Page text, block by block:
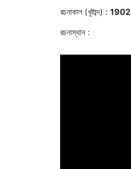
রচনাকাল (খৃষ্টাব্দ) : 1902
রচনাস্থান :